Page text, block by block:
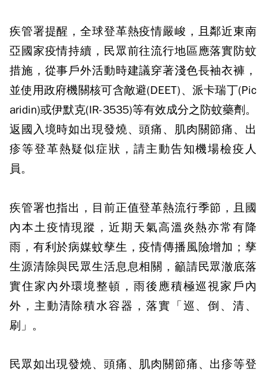
疾管署提醒，全球登革熱疫情嚴峻，且鄰近東南
亞國家疫情持續，民眾前往流行地區應落實防蚊
措施，從事戶外活動時建議穿著淺色長袖衣褲，
並使用政府機關核可含敵避(DEET)、派卡瑞丁(Pic
aridin)或伊默克(IR-3535)等有效成分之防蚊藥劑。
返國入境時如出現發燒、頭痛、肌肉關節痛、出
疹等登革熱疑似症狀，請主動告知機場檢疫人
員。
疾管署也指出，目前正值登革熱流行季節，且國
內本土疫情現蹤，近期天氣高溫炎熱亦常有降
雨，有利於病媒蚊孳生，疫情傳播風險增加；孳
生源清除與民眾生活息息相關，籲請民眾澈底落
實住家內外環境整頓，雨後應積極巡視家戶內
外，主動清除積水容器，落實「巡、倒、清、
刷」。
民眾如出現發燒、頭痛、肌肉關節痛、出疹等登